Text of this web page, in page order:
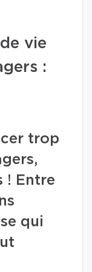
vie
:
trop
! Entre
qui